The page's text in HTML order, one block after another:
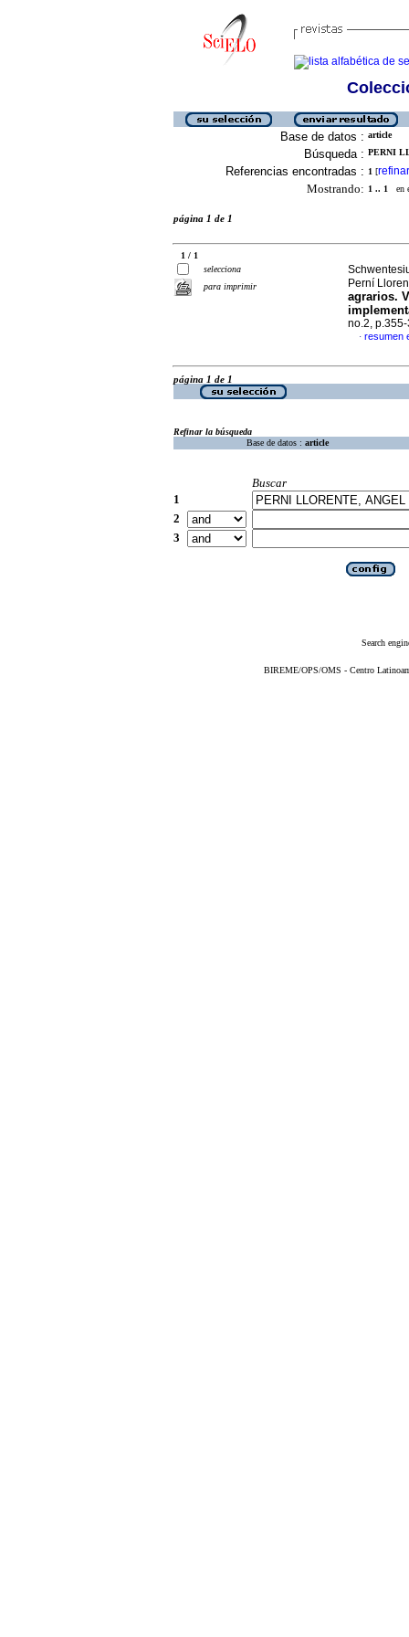
Base de datos : article
Búsqueda : PERNI
Referencias encontradas : 1 [refinar
Mostrando: 1 .. 1 en
página 1 de 1
1 / 1
selecciona
para imprimir
Perní
agrarios.
no.2,
· resumen
página 1 de 1
Refinar la búsqueda
Base de datos : article
Buscar
1
2
3
Search
BIREME/OPS/OMS - Centro